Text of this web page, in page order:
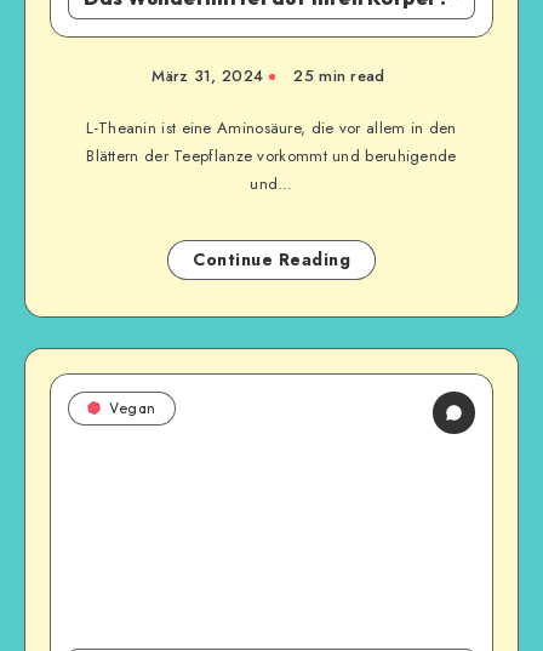
März 31, 2024 25min read
L-Theanin ist eine Aminosäure, die vor allem in den
Blättern der Teepflanze vorkommt und beruhigende
und…
Continue Reading
Vegan